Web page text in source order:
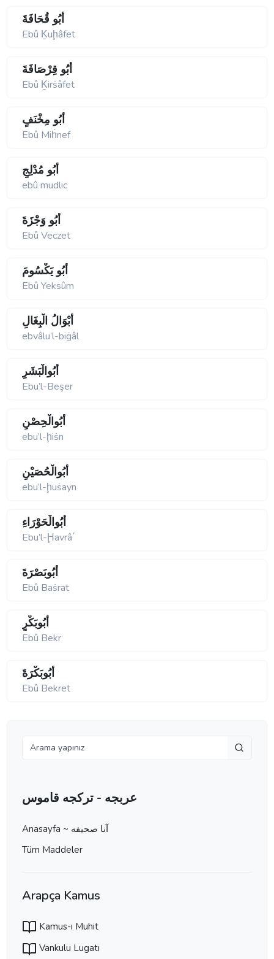
أَبُو قُحَافَةَ
Ebû Ḵuḩâfet
أَبُو قِرْصَافَةَ
Ebû Ḵirṡâfet
أَبُو مِخْنَفٍ
Ebû Miḣnef
أَبُو مُدْلِجٍ
ebû mudlic
أَبُو وَجْزَةَ
Ebû Veczet
أَبُو يَكْسُومَ
Ebû Yeksûm
أَبْوَالُ الْبِغَالِ
ebvâlu’l-biġâl
أَبُوالْبَشَرِ
Ebu’l-Beşer
أَبُوالْحِصْنِ
ebu’l-ḩiṡn
أَبُوالْحُصَيْنِ
ebu’l-ḩuṡayn
أَبُوالْحَوْرَاءِ
Ebu’l-Ḩavrâ΄
أَبُوبَصْرَةَ
Ebû Baṡrat
أَبُوبَكْرٍ
Ebû Bekr
أَبُوبَكْرَةَ
Ebû Bekret
عربجه - تركجه قاموس
Anasayfa ~ آنا صحيفه
Tüm Maddeler
Arapça Kamus
Kamus-ı Muhit
Vankulu Lugatı